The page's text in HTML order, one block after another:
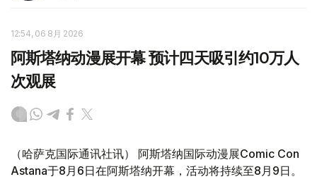
12:54, 06 8月 2026
阿斯塔纳动漫展开幕 预计四天吸引约10万人
次观展
（哈萨克国际通讯社讯） 阿斯塔纳国际动漫展Comic Con
Astana于8月6日在阿斯塔纳开幕，活动将持续至8月9日。